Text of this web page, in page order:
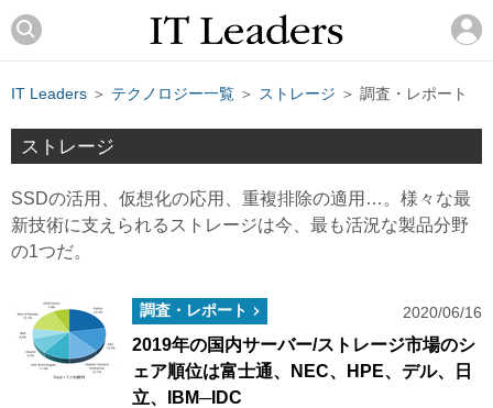
IT Leaders ＞ テクノロジー一覧 ＞ ストレージ ＞ 調査・レポート
ストレージ
SSDの活用、仮想化の応用、重複排除の適用…。様々な最
新技術に支えられるストレージは今、最も活況な製品分野
の1つだ。
調査・レポート 2020/06/16
2019年の国内サーバー/ストレージ市場のシ
ェア順位は富士通、NEC、HPE、デル、日
立、IBM─IDC